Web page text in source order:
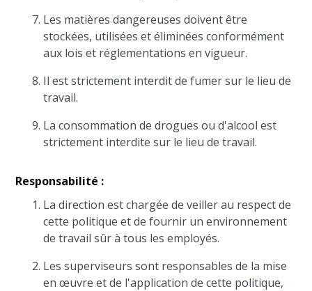
Les matières dangereuses doivent être
stockées, utilisées et éliminées conformément
aux lois et réglementations en vigueur.
Il est strictement interdit de fumer sur le lieu de
travail.
La consommation de drogues ou d'alcool est
strictement interdite sur le lieu de travail.
Responsabilité :
La direction est chargée de veiller au respect de
cette politique et de fournir un environnement
de travail sûr à tous les employés.
Les superviseurs sont responsables de la mise
en œuvre et de l'application de cette politique,